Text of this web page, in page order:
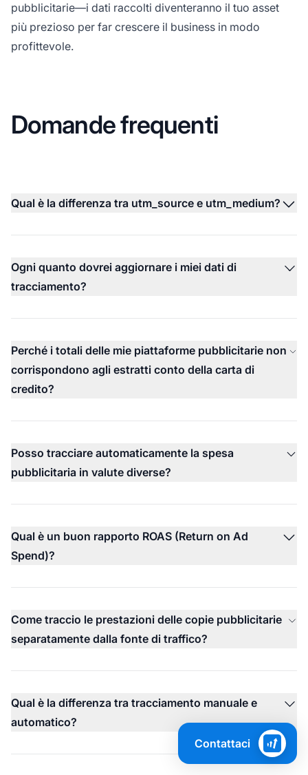
pubblicitarie—i dati raccolti diventeranno il tuo asset
più prezioso per far crescere il business in modo
profittevole.
Domande frequenti
Qual è la differenza tra utm_source e utm_medium?
Ogni quanto dovrei aggiornare i miei dati di
tracciamento?
Perché i totali delle mie piattaforme pubblicitarie non
corrispondono agli estratti conto della carta di
credito?
Posso tracciare automaticamente la spesa
pubblicitaria in valute diverse?
Qual è un buon rapporto ROAS (Return on Ad
Spend)?
Come traccio le prestazioni delle copie pubblicitarie
separatamente dalla fonte di traffico?
Qual è la differenza tra tracciamento manuale e
automatico?
Contattaci